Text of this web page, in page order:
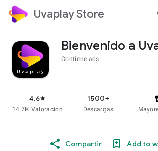
Uvaplay Store
Bienvenido a
Contiene ads
4.6star
14.7K Valoración
1500+
Descargas
Compartir Add to